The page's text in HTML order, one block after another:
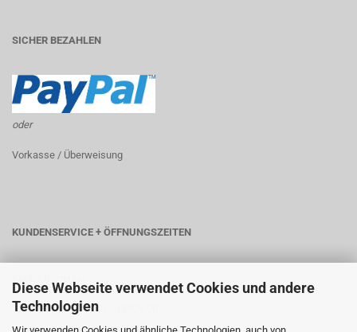
Diese Webseite verwendet Cookies und andere
Technologien
SICHER BEZAHLEN
oder
Vorkasse / Überweisung
KUNDENSERVICE + ÖFFNUNGSZEITEN
Telefon: +49 (0) 6181 - 18909-00